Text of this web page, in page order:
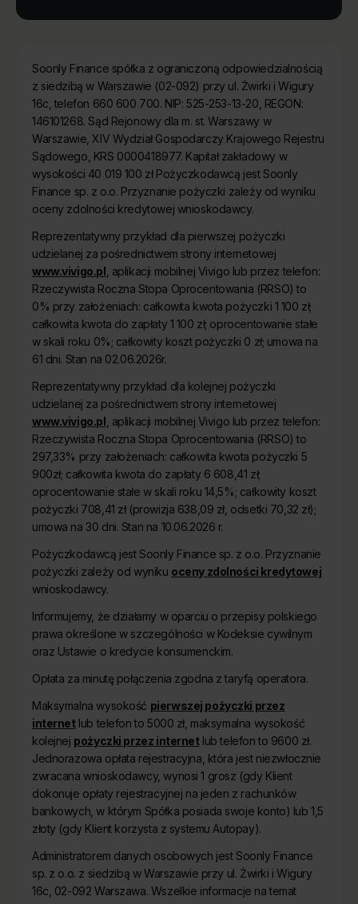
Soonly Finance spółka z ograniczoną odpowiedzialnością
z siedzibą w Warszawie (02-092) przy ul. Żwirki i Wigury
16c, telefon 660 600 700. NIP: 525-253-13-20, REGON:
146101268. Sąd Rejonowy dla m. st. Warszawy w
Warszawie, XIV Wydział Gospodarczy Krajowego Rejestru
Sądowego, KRS 0000418977. Kapitał zakładowy w
wysokości 40 019 100 zł Pożyczkodawcą jest Soonly
Finance sp. z o.o. Przyznanie pożyczki zależy od wyniku
oceny zdolności kredytowej wnioskodawcy.
Reprezentatywny przykład dla pierwszej pożyczki
udzielanej za pośrednictwem strony internetowej
www.vivigo.pl , aplikacji mobilnej Vivigo lub przez telefon:
Rzeczywista Roczna Stopa Oprocentowania (RRSO) to
0% przy założeniach: całkowita kwota pożyczki 1 100 zł;
całkowita kwota do zapłaty 1 100 zł; oprocentowanie stałe
w skali roku 0%; całkowity koszt pożyczki 0 zł; umowa na
61 dni. Stan na 02.06.2026r.
Reprezentatywny przykład dla kolejnej pożyczki
udzielanej za pośrednictwem strony internetowej
www.vivigo.pl , aplikacji mobilnej Vivigo lub przez telefon:
Rzeczywista Roczna Stopa Oprocentowania (RRSO) to
297,33% przy założeniach: całkowita kwota pożyczki 5
900zł; całkowita kwota do zapłaty 6 608,41 zł;
oprocentowanie stałe w skali roku 14,5%; całkowity koszt
pożyczki 708,41 zł (prowizja 638,09 zł, odsetki 70,32 zł);
umowa na 30 dni. Stan na 10.06.2026 r.
Pożyczkodawcą jest Soonly Finance sp. z o.o. Przyznanie
pożyczki zależy od wyniku oceny zdolności kredytowej
wnioskodawcy.
Informujemy, że działamy w oparciu o przepisy polskiego
prawa określone w szczególności w Kodeksie cywilnym
oraz Ustawie o kredycie konsumenckim.
Opłata za minutę połączenia zgodna z taryfą operatora.
Maksymalna wysokość pierwszej pożyczki przez
internetlub telefon to 5000 zł, maksymalna wysokość
kolejnej pożyczki przez internetlub telefon to 9600 zł.
Jednorazowa opłata rejestracyjna, która jest niezwłocznie
zwracana wnioskodawcy, wynosi 1 grosz (gdy Klient
dokonuje opłaty rejestracyjnej na jeden z rachunków
bankowych, w którym Spółka posiada swoje konto) lub 1,5
złoty (gdy Klient korzysta z systemu Autopay).
Administratorem danych osobowych jest Soonly Finance
sp. z o.o. z siedzibą w Warszawie przy ul. Żwirki i Wigury
16c, 02-092 Warszawa. Wszelkie informacje na temat